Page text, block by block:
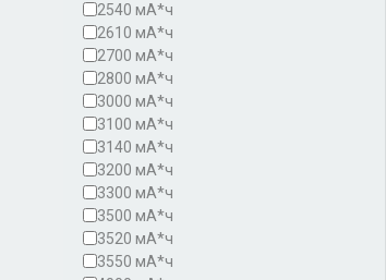
2540 мА*ч
2610 мА*ч
2700 мА*ч
2800 мА*ч
3000 мА*ч
3100 мА*ч
3140 мА*ч
3200 мА*ч
3300 мА*ч
3500 мА*ч
3520 мА*ч
3550 мА*ч